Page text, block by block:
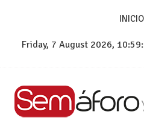
INICIO
Friday, 7 August 2026,